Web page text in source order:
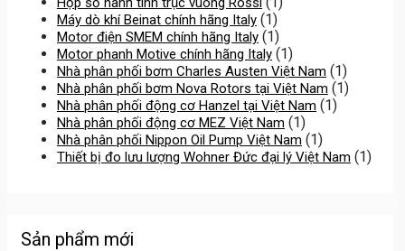
Máy dò khí Beinat chính hãng Italy (1)
Motor điện SMEM chính hãng Italy (1)
Motor phanh Motive chính hãng Italy (1)
Nhà phân phối bơm Charles Austen Việt Nam (1)
Nhà phân phối bơm Nova Rotors tại Việt Nam (1)
Nhà phân phối động cơ Hanzel tại Việt Nam (1)
Nhà phân phối động cơ MEZ Việt Nam (1)
Nhà phân phối Nippon Oil Pump Việt Nam (1)
Thiết bị đo lưu lượng Wohner Đức đại lý Việt Nam (1)
Sản phẩm mới